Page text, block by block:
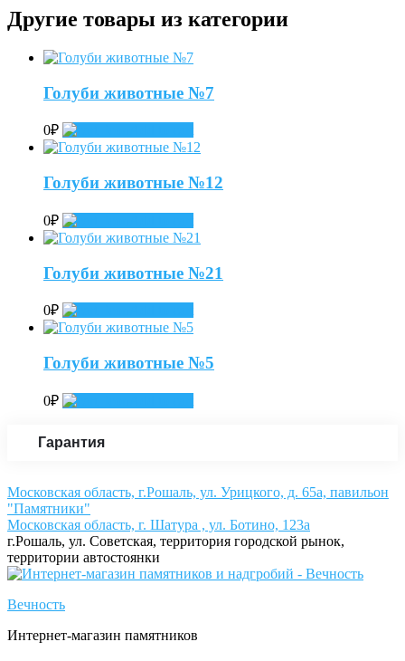
Другие товары из категории
Голуби животные №7
0₽
Голуби животные №12
0₽
Голуби животные №21
0₽
Голуби животные №5
0₽
Гарантия
Московская область, г.Рошаль, ул. Урицкого, д. 65а, павильон
"Памятники"
Московская область, г. Шатура , ул. Ботино, 123а
г.Рошаль, ул. Советская, территория городской рынок,
территории автостоянки
Вечность
Интернет-магазин памятников